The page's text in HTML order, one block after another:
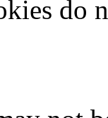
do